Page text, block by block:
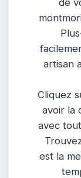
artisan
Cliquez
avoir la
avec
est la